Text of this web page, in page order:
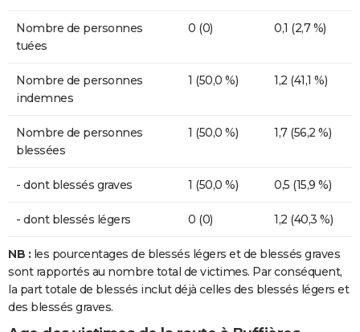
Nombre de personnes
tuées
0 (0) 0,1 (2,7 %)
Nombre de personnes
indemnes
1 (50,0 %) 1,2 (41,1 %)
Nombre de personnes
blessées
1 (50,0 %) 1,7 (56,2 %)
- dont blessés graves 1 (50,0 %) 0,5 (15,9 %)
- dont blessés légers 0 (0) 1,2 (40,3 %)
NB : les pourcentages de blessés légers et de blessés graves
sont rapportés au nombre total de victimes. Par conséquent,
la part totale de blessés inclut déjà celles des blessés légers et
des blessés graves.